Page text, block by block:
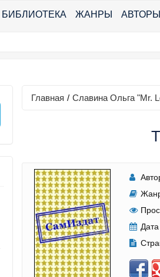
БИБЛИОТЕКА ЖАНРЫ АВТОРЫ
Главная / Славина Ольга "Mr.